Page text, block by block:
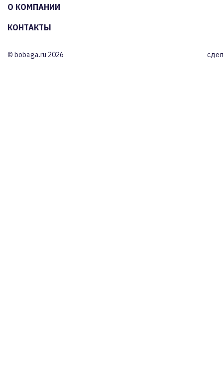
О КОМПАНИИ
КОНТАКТЫ
© bobaga.ru 2026